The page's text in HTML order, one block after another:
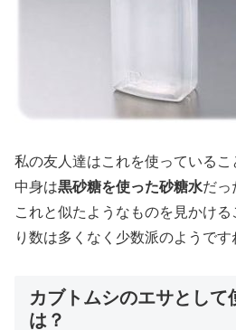
私の友人達はこれを使っている
中身は黒砂糖を使った砂糖水だっ
これと似たようなものを見かけ
り数は多くなく少数派のようです
カブトムシのエサとして
は？